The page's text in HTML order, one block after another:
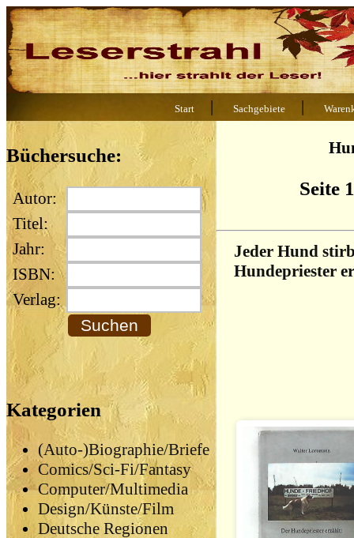
Start | Sachgebiete |
Büchersuche:
Autor:
Titel:
Jahr:
ISBN:
Verlag:
Kategorien
(Auto-)Biographie/Briefe
Comics/Sci-Fi/Fantasy
Computer/Multimedia
Design/Künste/Film
Deutsche Regionen
Seite
Jeder Hund
Hundepriester